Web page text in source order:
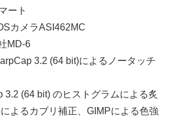
ート
カメラASI462MC
MD-6
3.2 (64 bit)によるノータッチ
3.2 (64 bit) のヒストグラムによる炙
よるカブリ補正、GIMPによる色強